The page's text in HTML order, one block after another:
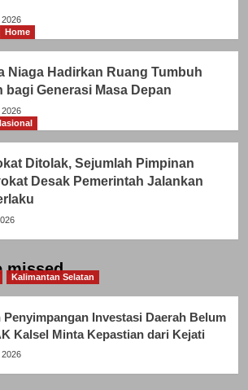
Home
Niaga Hadirkan Ruang Tumbuh
bagi Generasi Masa Depan
Ditolak, Sejumlah Pimpinan
Desak Pemerintah Jalankan
missed
Kalimantan Selatan
Penyimpangan Investasi Daerah Belum
Kalsel Minta Kepastian dari Kejati